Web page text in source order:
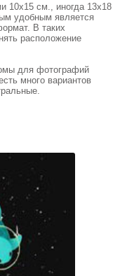
см., иногда 13х18
удобным является
В таких
расположение
для фотографий
много вариантов